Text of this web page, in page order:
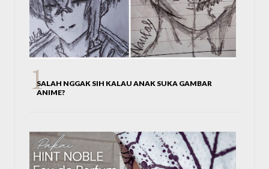
SALAH NGGAK SIH KALAU ANAK SUKA GAMBAR
ANIME?